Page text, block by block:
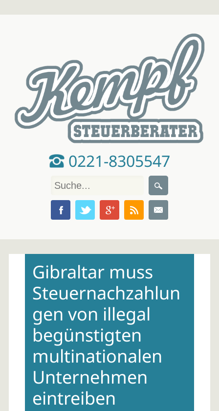
0221-8305547
contentGibraltar muss
Steuernachzahlun
gen von illegal
begünstigten
multinationalen
Unternehmen
eintreiben